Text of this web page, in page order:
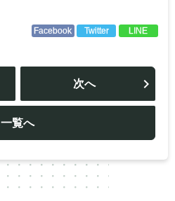
Facebook Twitter LINE
投
ビ
ー
シ
ョ
一覧へ
次へ